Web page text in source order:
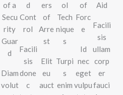
of a
Secu
rity
Guar
d
Diam
volut
d
Cont
rol
Facili
sis
done
c
ers
of
Arre
st
Elit
eu
auct
ol
Tech
nique
s
Turpi
s
enim
of
Forc
e
Id
nec
eget
vulpu
Aid
Facili
sis
ullam
corp
er
fauci